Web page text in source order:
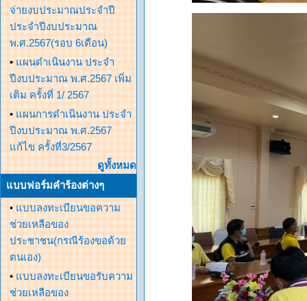
จ่ายงบประมาณประจำปี
ประจำปีงบประมาณ
พ.ศ.2567(รอบ 6เดือน)
• แผนดำเนินงาน ประจำ
ปีงบประมาณ พ.ศ.2567 เพิ่ม
เติม ครั้งที่ 1/ 2567
• แผนการดำเนินงาน ประจำ
ปีงบประมาณ พ.ศ.2567
แก้ไข ครั้งที่3/2567
ดูทั้งหมด
แบบฟอร์มคำร้องต่างๆ
• แบบลงทะเบียนขอความ
ช่วยเหลือของ
ประชาชน(กรณีร้องขอด้วย
ตนเอง)
• แบบลงทะเบียนขอรับความ
ช่วยเหลือของ